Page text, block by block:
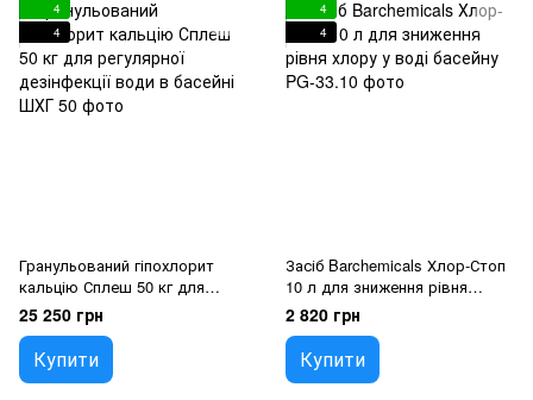
4
4
Гранульований гіпохлорит
кальцію Сплеш 50 кг для
регулярної дезінфекції води в
басейні
25 250 грн
Купити
4
4
Засіб Barchemicals Хлор-Стоп
10 л для зниження рівня
хлору у воді басейну
2 820 грн
Купити